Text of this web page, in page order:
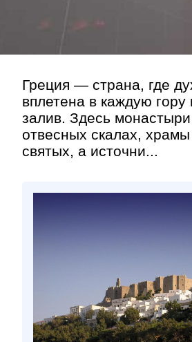
Греция — страна, где
вплетена в каждую гору
залив. Здесь
отвесных скалах,
святых, а источни...